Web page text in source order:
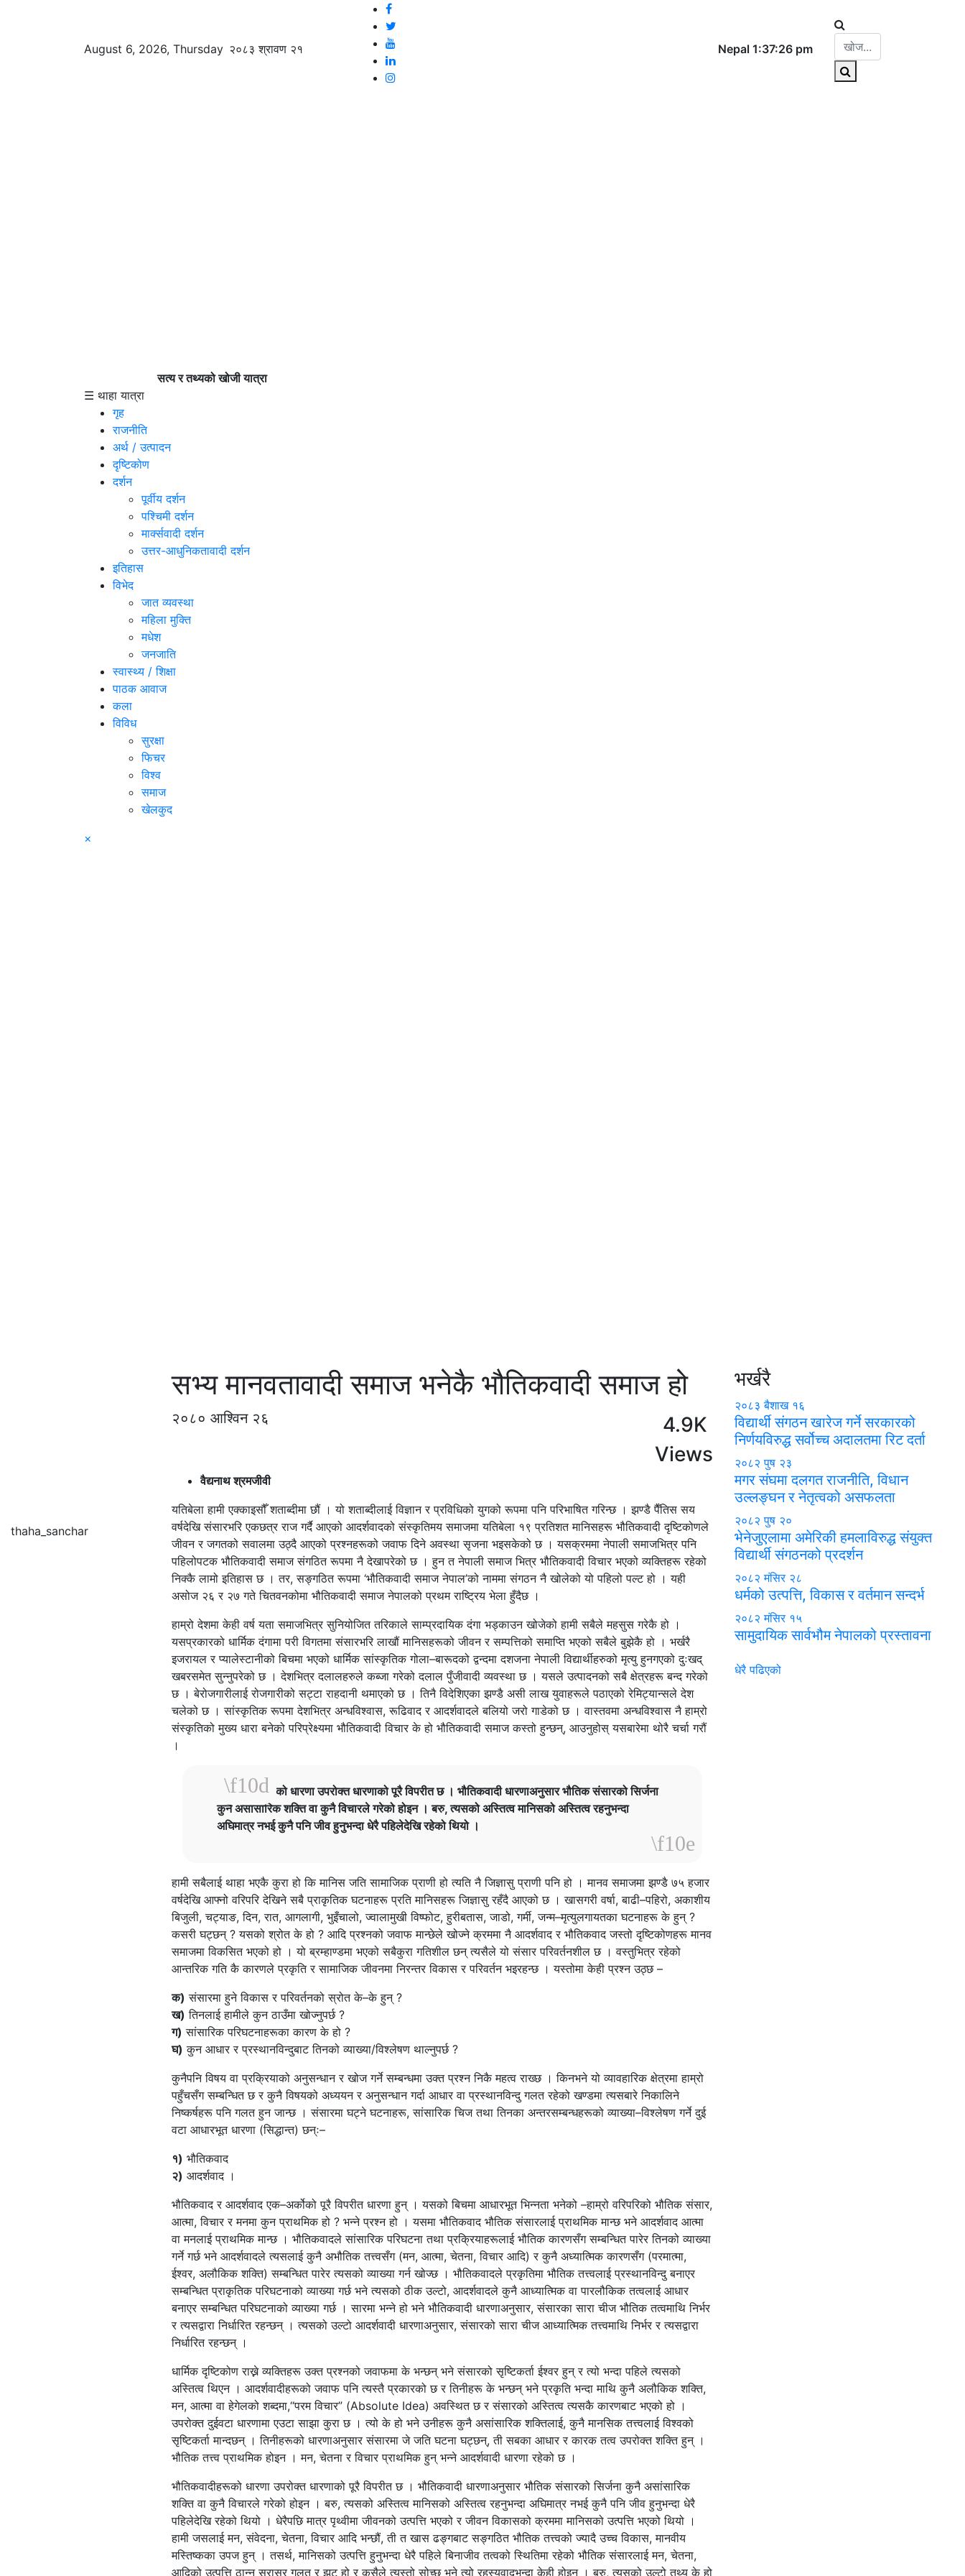
August 6, 2026, Thursday २०८३ श्रावण २१ Nepal 1:37:26 pm
सत्य र तथ्यको खोजी यात्रा
☰ थाहा यात्रा
गृह
राजनीति
अर्थ / उत्पादन
दृष्टिकोण
दर्शन
पूर्वीय दर्शन
पश्चिमी दर्शन
मार्क्सवादी दर्शन
उत्तर-आधुनिकतावादी दर्शन
इतिहास
विभेद
जात व्यवस्था
महिला मुक्ति
मधेश
जनजाति
स्वास्थ्य / शिक्षा
पाठक आवाज
कला
विविध
सुरक्षा
फिचर
विश्व
समाज
खेलकुद
×
thaha_sanchar
सभ्य मानवतावादी समाज भनेकै भौतिकवादी समाज हो
२०८० आश्विन २६
4.9K
Views
वैद्यनाथ श्रमजीवी
यतिबेला हामी एक्काइसौँ शताब्दीमा छौं । यो शताब्दीलाई विज्ञान र प्रविधिको युगको रूपमा पनि परिभाषित गरिन्छ । झण्डै पैँतिस सय
वर्षदेखि संसारभरि एकछत्र राज गर्दै आएको आदर्शवादको संस्कृतिमय समाजमा यतिबेला १९ प्रतिशत मानिसहरू भौतिकवादी दृष्टिकोणले
जीवन र जगतको सवालमा उठ्दै आएको प्रश्नहरूको जवाफ दिने अवस्था सृजना भइसकेको छ । यसक्रममा नेपाली समाजभित्र पनि
पहिलोपटक भौतिकवादी समाज संगठित रूपमा नै देखापरेको छ । हुन त नेपाली समाज भित्र भौतिकवादी विचार भएको व्यक्तिहरू रहेको
निक्कै लामो इतिहास छ । तर, सङ्गठित रूपमा ‘भौतिकवादी समाज नेपाल’को नाममा संगठन नै खोलेको यो पहिलो पल्ट हो । यही
असोज २६ र २७ गते चितवनकोमा भौतिकवादी समाज नेपालको प्रथम राष्ट्रिय भेला हुँदैछ ।
हाम्रो देशमा केही वर्ष यता समाजभित्र सुनियोजित तरिकाले साम्प्रदायिक दंगा भड्काउन खोजेको हामी सबैले महसुस गरेकै हो ।
यसप्रकारको धार्मिक दंगामा परी विगतमा संसारभरि लाखौं मानिसहरूको जीवन र सम्पत्तिको समाप्ति भएको सबैले बुझेकै हो । भर्खरै
इजरायल र प्यालेस्टानीको बिचमा भएको धार्मिक सांस्कृतिक गोला–बारूदको द्वन्दमा दशजना नेपाली विद्यार्थीहरुको मृत्यु हुनगएको दुःखद्
खबरसमेत सुन्नुपरेको छ । देशभित्र दलालहरुले कब्जा गरेको दलाल पुँजीवादी व्यवस्था छ । यसले उत्पादनको सबै क्षेत्रहरू बन्द गरेको
छ । बेरोजगारीलाई रोजगारीको सट्टा राहदानी थमाएको छ । तिनै विदेशिएका झण्डै असी लाख युवाहरूले पठाएको रेमिट्यान्सले देश
चलेको छ । सांस्कृतिक रूपमा देशभित्र अन्धविश्वास, रूढिवाद र आदर्शवादले बलियो जरो गाडेको छ । वास्तवमा अन्धविश्वास नै हाम्रो
संस्कृतिको मुख्य धारा बनेको परिप्रेक्ष्यमा भौतिकवादी विचार के हो भौतिकवादी समाज कस्तो हुन्छन्, आउनुहोस् यसबारेमा थोरै चर्चा गरौं
।
भौतिकवादीहरूको धारणा उपरोक्त धारणाको पूरै विपरीत छ । भौतिकवादी धारणाअनुसार भौतिक संसारको सिर्जना
कुनै असांसारिक शक्ति वा कुनै विचारले गरेको होइन । बरु, त्यसको अस्तित्व मानिसको अस्तित्व रहनुभन्दा
अघिमात्र नभई कुनै पनि जीव हुनुभन्दा धेरै पहिलेदेखि रहेको थियो ।
हामी सबैलाई थाहा भएकै कुरा हो कि मानिस जति सामाजिक प्राणी हो त्यति नै जिज्ञासु प्राणी पनि हो । मानव समाजमा झण्डै ७५ हजार
वर्षदेखि आफ्नो वरिपरि देखिने सबै प्राकृतिक घटनाहरू प्रति मानिसहरू जिज्ञासु रहँदै आएको छ । खासगरी वर्षा, बाढी–पहिरो, अकाशीय
बिजुली, चट्याङ, दिन, रात, आगलागी, भुइँचालो, ज्वालामुखी विष्फोट, हुरीबतास, जाडो, गर्मी, जन्म–मृत्युलगायतका घटनाहरू के हुन् ?
कसरी घट्छन् ? यसको श्रोत के हो ? आदि प्रश्नको जवाफ मान्छेले खोज्ने क्रममा नै आदर्शवाद र भौतिकवाद जस्तो दृष्टिकोणहरू मानव
समाजमा विकसित भएको हो । यो ब्रम्हाण्डमा भएको सबैकुरा गतिशील छन् त्यसैले यो संसार परिवर्तनशील छ । वस्तुभित्र रहेको
आन्तरिक गति कै कारणले प्रकृति र सामाजिक जीवनमा निरन्तर विकास र परिवर्तन भइरहन्छ । यस्तोमा केही प्रश्न उठ्छ –
क) संसारमा हुने विकास र परिवर्तनको स्रोत के–के हुन् ?
ख) तिनलाई हामीले कुन ठाउँमा खोज्नुपर्छ ?
ग) सांसारिक परिघटनाहरूका कारण के हो ?
घ) कुन आधार र प्रस्थानविन्दुबाट तिनको व्याख्या/विश्लेषण थाल्नुपर्छ ?
कुनैपनि विषय वा प्रक्रियाको अनुसन्धान र खोज गर्ने सम्बन्धमा उक्त प्रश्न निकै महत्व राख्छ । किनभने यो व्यावहारिक क्षेत्रमा हाम्रो
पहुँचसँग सम्बन्धित छ र कुनै विषयको अध्ययन र अनुसन्धान गर्दा आधार वा प्रस्थानविन्दु गलत रहेको खण्डमा त्यसबारे निकालिने
निष्कर्षहरू पनि गलत हुन जान्छ । संसारमा घट्ने घटनाहरू, सांसारिक चिज तथा तिनका अन्तरसम्बन्धहरूको व्याख्या–विश्लेषण गर्ने दुई
वटा आधारभूत धारणा (सिद्धान्त) छन्ः–
१) भौतिकवाद
२) आदर्शवाद ।
भौतिकवाद र आदर्शवाद एक–अर्कोको पूरै विपरीत धारणा हुन् । यसको बिचमा आधारभूत भिन्नता भनेको –हाम्रो वरिपरिको भौतिक संसार,
आत्मा, विचार र मनमा कुन प्राथमिक हो ? भन्ने प्रश्न हो । यसमा भौतिकवाद भौतिक संसारलाई प्राथमिक मान्छ भने आदर्शवाद आत्मा
वा मनलाई प्राथमिक मान्छ । भौतिकवादले सांसारिक परिघटना तथा प्रक्रियाहरूलाई भौतिक कारणसँग सम्बन्धित पारेर तिनको व्याख्या
गर्ने गर्छ भने आदर्शवादले त्यसलाई कुनै अभौतिक तत्त्वसँग (मन, आत्मा, चेतना, विचार आदि) र कुनै अध्यात्मिक कारणसँग (परमात्मा,
ईश्वर, अलौकिक शक्ति) सम्बन्धित पारेर त्यसको व्याख्या गर्न खोज्छ । भौतिकवादले प्रकृतिमा भौतिक तत्त्वलाई प्रस्थानविन्दु बनाएर
सम्बन्धित प्राकृतिक परिघटनाको व्याख्या गर्छ भने त्यसको ठीक उल्टो, आदर्शवादले कुनै आध्यात्मिक वा पारलौकिक तत्वलाई आधार
बनाएर सम्बन्धित परिघटनाको व्याख्या गर्छ । सारमा भन्ने हो भने भौतिकवादी धारणाअनुसार, संसारका सारा चीज भौतिक तत्वमाथि निर्भर
र त्यसद्वारा निर्धारित रहन्छन् । त्यसको उल्टो आदर्शवादी धारणाअनुसार, संसारको सारा चीज आध्यात्मिक तत्त्वमाथि निर्भर र त्यसद्वारा
निर्धारित रहन्छन् ।
धार्मिक दृष्टिकोण राख्ने व्यक्तिहरू उक्त प्रश्नको जवाफमा के भन्छन् भने संसारको सृष्टिकर्ता ईश्वर हुन् र त्यो भन्दा पहिले त्यसको
अस्तित्व थिएन । आदर्शवादीहरूको जवाफ पनि त्यस्तै प्रकारको छ र तिनीहरू के भन्छन् भने प्रकृति भन्दा माथि कुनै अलौकिक शक्ति,
मन, आत्मा वा हेगेलको शब्दमा,“परम विचार” (Absolute Idea) अवस्थित छ र संसारको अस्तित्व त्यसकै कारणबाट भएको हो ।
उपरोक्त दुईवटा धारणामा एउटा साझा कुरा छ । त्यो के हो भने उनीहरू कुनै असांसारिक शक्तिलाई, कुनै मानसिक तत्त्वलाई विश्वको
सृष्टिकर्ता मान्दछन् । तिनीहरूको धारणाअनुसार संसारमा जे जति घटना घट्छन्, ती सबका आधार र कारक तत्व उपरोक्त शक्ति हुन् ।
भौतिक तत्त्व प्राथमिक होइन । मन, चेतना र विचार प्राथमिक हुन् भन्ने आदर्शवादी धारणा रहेको छ ।
भौतिकवादीहरूको धारणा उपरोक्त धारणाको पूरै विपरीत छ । भौतिकवादी धारणाअनुसार भौतिक संसारको सिर्जना कुनै असांसारिक
शक्ति वा कुनै विचारले गरेको होइन । बरु, त्यसको अस्तित्व मानिसको अस्तित्व रहनुभन्दा अघिमात्र नभई कुनै पनि जीव हुनुभन्दा धेरै
पहिलेदेखि रहेको थियो । धेरैपछि मात्र पृथ्वीमा जीवनको उत्पत्ति भएको र जीवन विकासको क्रममा मानिसको उत्पत्ति भएको थियो ।
हामी जसलाई मन, संवेदना, चेतना, विचार आदि भन्छौं, ती त खास ढङ्गबाट सङ्गठित भौतिक तत्त्वको ज्यादै उच्च विकास, मानवीय
मस्तिष्कका उपज हुन् । तसर्थ, मानिसको उत्पत्ति हुनुभन्दा धेरै पहिले बिनाजीव तत्वको स्थितिमा रहेको भौतिक संसारलाई मन, चेतना,
आदिको उत्पत्ति ठान्नु सरासर गलत र झूट हो र कसैले त्यस्तो सोच्छ भने त्यो रहस्यवादभन्दा केही होइन । बरु, त्यसको उल्टो तथ्य के हो
भर्खरै
२०८३ बैशाख १६
विद्यार्थी संगठन खारेज गर्ने सरकारको
निर्णयविरुद्ध सर्वोच्च अदालतमा रिट दर्ता
२०८२ पुष २३
मगर संघमा दलगत राजनीति, विधान
उल्लङ्घन र नेतृत्वको असफलता
२०८२ पुष २०
भेनेजुएलामा अमेरिकी हमलाविरुद्ध संयुक्त
विद्यार्थी संगठनको प्रदर्शन
२०८२ मंसिर २८
धर्मको उत्पत्ति, विकास र वर्तमान सन्दर्भ
२०८२ मंसिर १५
सामुदायिक सार्वभौम नेपालको प्रस्तावना
धेरै पढिएको